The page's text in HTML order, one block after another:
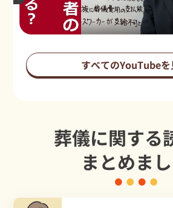
すべてのYouTubeを
葬儀に関する
まとめま